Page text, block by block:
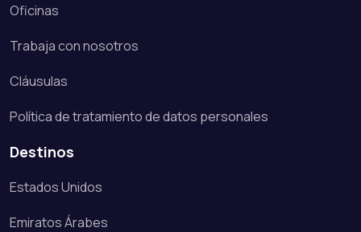
Oficinas
Trabaja con nosotros
Cláusulas
Política de tratamiento de datos personales
Destinos
Estados Unidos
Emiratos Árabes